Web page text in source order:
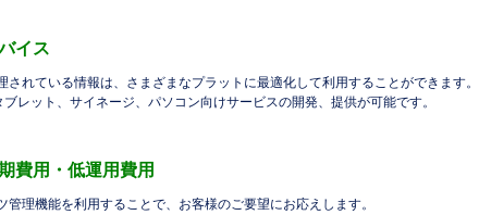
イス
されている情報は、さまざまなプラットに最適化して利用することができます。
レット、サイネージ、パソコン向けサービスの開発、提供が可能です。
費用・低運用費用
理機能を利用することで、お客様のご要望にお応えします。